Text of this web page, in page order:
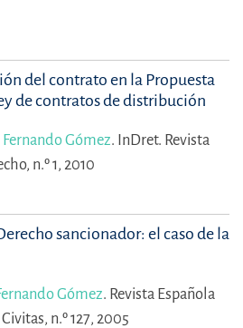
del contrato en la Propuesta
de contratos de distribución
Fernando Gómez. InDret. Revista
n.º 1, 2010
sancionador: el caso de la
Gómez. Revista Española
n.º 127, 2005